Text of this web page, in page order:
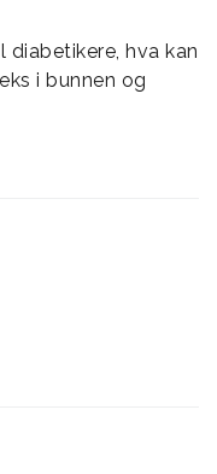
diabetikere, hva kan
i bunnen og